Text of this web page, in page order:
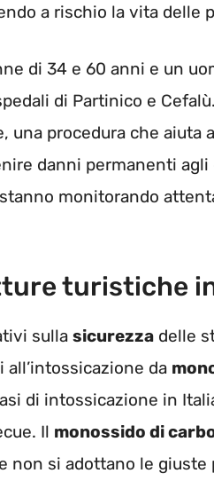
a rischio la vita delle
di 34 e 60 anni e un
di Partinico e
una procedura che aiuta
danni permanenti
monitorando
turistiche
sulla sicurezza delle
da
di intossicazione in
Il monossido di
non si adottano le giuste